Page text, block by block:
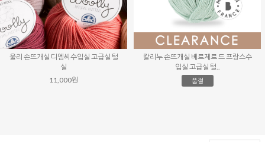
울리 손뜨개실 디엠씨수입실 고급실 털
실
11,000원
칼리누 손뜨개실 베르제르 드 프랑스수
입실 고급실 털..
품절